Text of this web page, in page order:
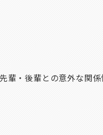
輩・後輩との意外な関